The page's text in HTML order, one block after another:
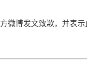
微博发文致歉，并表